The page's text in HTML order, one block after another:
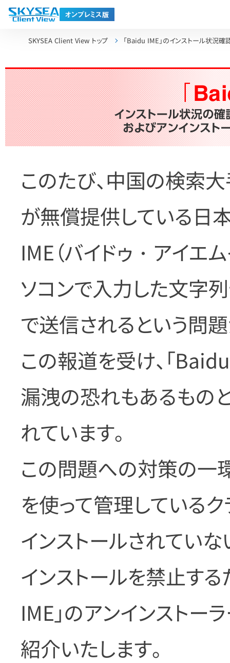
SKYSEA Client View トップ 「Baidu IME」のインストール状況
このたび、中国の検索
が無償提供している日
IME（バイドゥ・アイエ
ソコンで入力した文字
で送信されるという問
この報道を受け、「
漏洩の恐れもあるもの
れています。
この問題への対策の一
を使って管理している
インストールされてい
インストールを禁止す
IME」のアンインストー
紹介いたします。